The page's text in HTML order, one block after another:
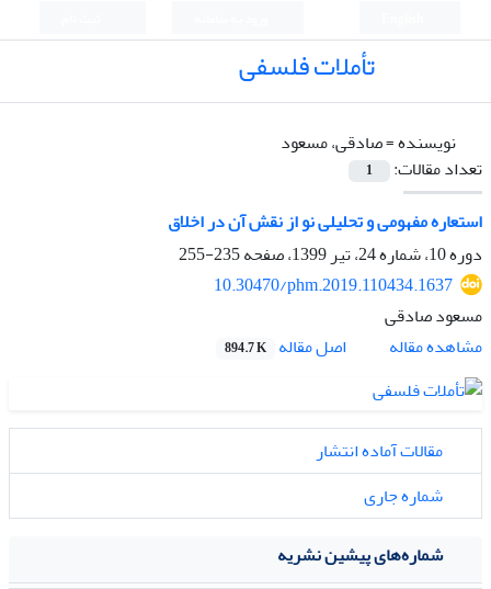
تأملات فلسفی
نویسنده =صادقی، مسعود
تعداد مقالات:
1
استعاره مفهومی و تحلیلی نو از نقش آن در اخلاق
دوره 10، شماره 24، تیر 1399، صفحه
235-255
10.30470/phm.2019.110434.1637
مسعود صادقی
مشاهده مقاله
اصل مقاله 894.7 K
مقالات آماده انتشار
شماره جاری
شماره‌های پیشین نشریه